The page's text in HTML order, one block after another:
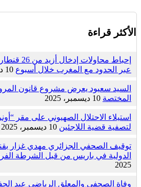
الأكثر قراءة
إحباط
عبر الحدود مع المغرب خلال أسبوع 10 ديسمبر، 2025
السيد سعيود يعرض مشروع قانون
المختصة 10 ديسمبر، 2025
استيلاء الاحتلال الصهيوني على مقر
لتصفية قضية اللاجئين 10 ديسمبر، 2025
الدولية في باريس من قبل الشرطة
2025
وفاة الصحفي والمعلق الرياضي عبد